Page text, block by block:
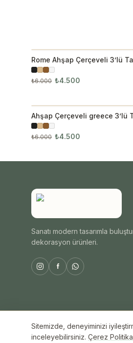
İNDIRIM
Rome Ahşap Çerçeveli 3’lü
₺6.000 ₺4.500
İNDIRIM
Ahşap Çerçeveli greece 3’lü
₺6.000 ₺4.500
Sanatı modern tasarımla
dekorasyon ürünleri.
© 2026 ByAli Home. Tüm hakları
Sitemizde, deneyiminizi
inceleyebilirsiniz. Çerez